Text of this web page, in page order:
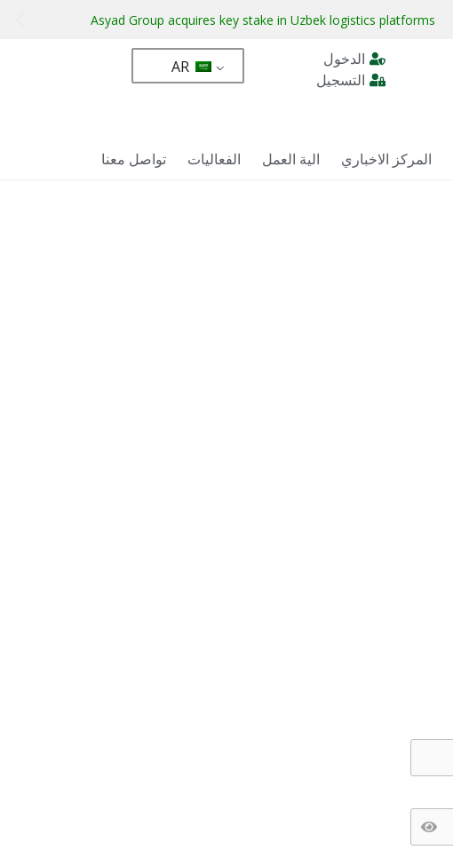
Asyad Group acquires key stake in Uzbek logistics platforms
الدخول
التسجيل
المركز الاخباري الية العمل الفعاليات تواصل معنا